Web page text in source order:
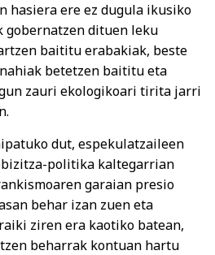
hasiera ere ez dugula ikusiko
gobernatzen dituen leku
baititu erabakiak, beste
betetzen baititu eta
zauri ekologikoari tirita jarri
dut, espekulatzaileen
politika kaltegarrian
garaian presio
behar izan zuen eta
ziren era kaotiko batean,
beharrak kontuan hartu